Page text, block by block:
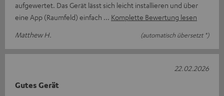
aufgewertet. Das Gerät lässt sich leicht installieren und über
eine App (Raumfeld) einfach
Komplette Bewertung lesen
Matthew H.
(automatisch übersetzt *)
Gutes Gerät
22.02.2026